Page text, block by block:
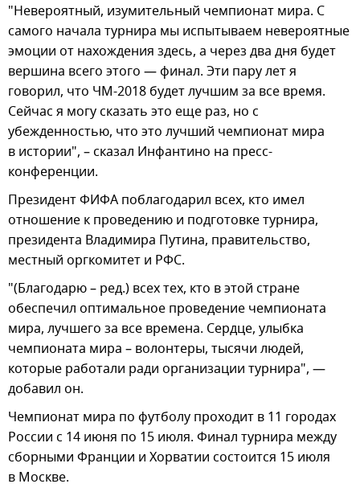
"Невероятный, изумительный чемпионат мира. С
самого начала турнира мы испытываем невероятные
эмоции от нахождения здесь, а через два дня будет
вершина всего этого — финал. Эти пару лет я
говорил, что ЧМ-2018 будет лучшим за все время.
Сейчас я могу сказать это еще раз, но с
убежденностью, что это лучший чемпионат мира
в истории", – сказал Инфантино на пресс-
конференции.
Президент ФИФА поблагодарил всех, кто имел
отношение к проведению и подготовке турнира,
президента Владимира Путина, правительство,
местный оргкомитет и РФС.
"(Благодарю – ред.) всех тех, кто в этой стране
обеспечил оптимальное проведение чемпионата
мира, лучшего за все времена. Сердце, улыбка
чемпионата мира – волонтеры, тысячи людей,
которые работали ради организации турнира", —
добавил он.
Чемпионат мира по футболу проходит в 11 городах
России с 14 июня по 15 июля. Финал турнира между
сборными Франции и Хорватии состоится 15 июля
в Москве.